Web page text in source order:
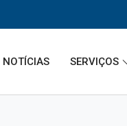
NOTÍCIAS SERVIÇOS